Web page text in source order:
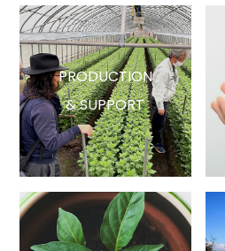
PRODUCTION
& SUPPORT